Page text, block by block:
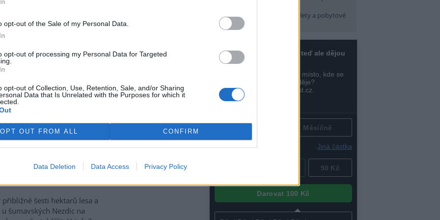
opt-out of the Sale of my Personal Data.
opt-out of processing my Personal Data for Targeted
opt-out of Collection, Use, Retention, Sale, and/or Sharing
Data that Is Unrelated with the Purposes for which it
OPT OUT FROM ALL CONFIRM
Data Deletion Data Access Privacy Policy
Straka pro jejich
provoz kvůli nízké
tepelné elektrárny
svůj provoz kvůli vlně
nízké hladině vody v řece
používají k chlazení.
to tisková agenturaPAP,
Kozienice a Polaniec.
Šumavě
přibližně šesti hektarů lesa a
šumavských Nezdic na
Farma CityCamp
(Tábory, výlety a pobytové
akce, Praha 10 )